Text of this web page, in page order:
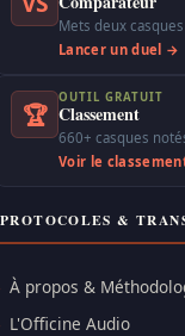
Mets deux
Lancer un duel →
🏆
OUTIL GRATUIT
Classement
660+ casques
Voir le
PROTOCOLES &
À propos &
L'Officine Audio